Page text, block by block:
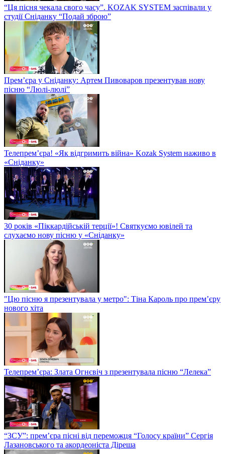
“Ця пісня чекала свого часу”. KOZAK SYSTEM заспівали у
студії Сніданку “Подай зброю”
Прем’єра у Сніданку: Артем Пивоваров презентував нову
пісню “Люлі-люлі”
Телепрем’єра! «Як відгримить війна» Kozak System наживо в
«Сніданку»
30 років «Піккардійській терції»! Святкуємо ювілей та
слухаємо нову пісню у «Сніданку»
"Цю пісню я презентувала у метро": Тіна Кароль про прем’єру
нового хіта
Телепрем’єра: Злата Огнєвіч з презентувала пісню “Лелека”
“ЗСУ”: прем’єра пісні від переможця “Голосу країни” Сергія
Лазановського та акордеоніста Діреша